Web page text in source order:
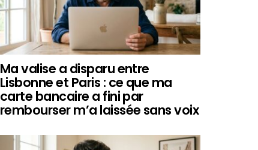
Ma valise a disparu entre
Lisbonne et Paris : ce que ma
carte bancaire a fini par
rembourser m’a laissée sans voix